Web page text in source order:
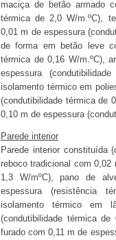
maciça de betão armado
térmica de 2,0 W/m.ºC),
0,01 m de espessura
de forma em betão leve
térmica de 0,16 W/m.ºC),
espessura
isolamento térmico em
(condutibilidade térmica de
0,10 m de espessura
Parede interior
Parede interior constituída
reboco tradicional com 0,02
1,3 W/mºC), pano de
espessura (resistência
isolamento térmico em
(condutibilidade térmica
furado com 0,11 m de